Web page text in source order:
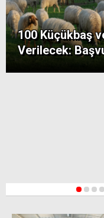
100 Küçükbaş
Verilecek:
1 2 3 4